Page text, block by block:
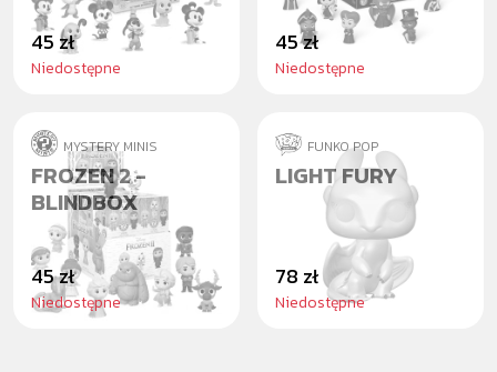
45 zł
Niedostępne
45 zł
Niedostępne
MYSTERY MINIS
FROZEN 2 -
BLINDBOX
45 zł
Niedostępne
FUNKO POP
LIGHT FURY
78 zł
Niedostępne